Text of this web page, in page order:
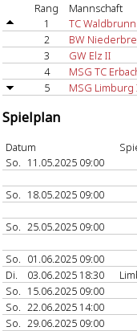
Rang
Mannschaft
1
TC Waldbrunn
2
BW
3
GW Elz II
4
MSG TC
5
MSG Limburg
Spielplan
Datum
So. 11.05.2025 09:00
So. 18.05.2025 09:00
So. 25.05.2025 09:00
So. 01.06.2025 09:00
Di.
03.06.2025 18:30
So. 15.06.2025 09:00
So. 22.06.2025 14:00
So. 29.06.2025 09:00